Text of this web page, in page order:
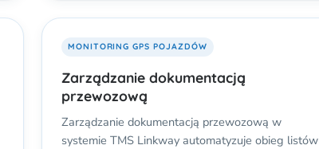
MONITORING GPS POJAZDÓW
Zarządzanie dokumentacją
przewozową
Zarządzanie dokumentacją przewozową w
systemie TMS Linkway automatyzuje obieg listów